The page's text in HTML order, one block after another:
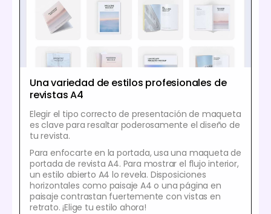
Una variedad de estilos profesionales de
revistas A4
Elegir el tipo correcto de presentación de maqueta
es clave para resaltar poderosamente el diseño de
tu revista.
Para enfocarte en la portada, usa una maqueta de
portada de revista A4. Para mostrar el flujo interior,
un estilo abierto A4 lo revela. Disposiciones
horizontales como paisaje A4 o una página en
paisaje contrastan fuertemente con vistas en
retrato. ¡Elige tu estilo ahora!